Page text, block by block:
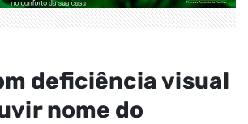
deficiência visual
nome do